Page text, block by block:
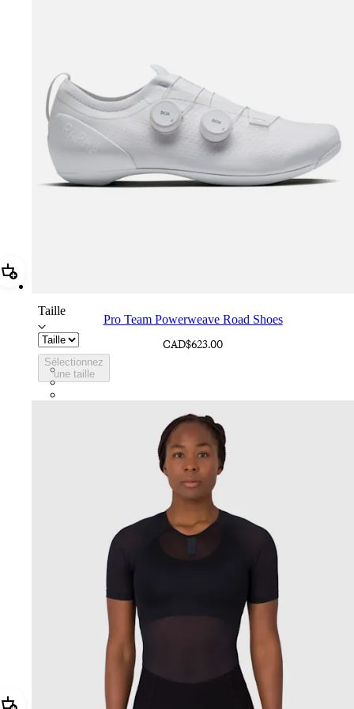
Ajouter Pro Team Powerweave Road Shoes
Taille
Sélectionnez
une taille
Pro Team Powerweave Road Shoes
CAD$623.00
BVI01XXWMC
BVI01XXBCL